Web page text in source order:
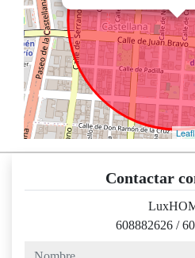
Contactar
608882626 /
nombre